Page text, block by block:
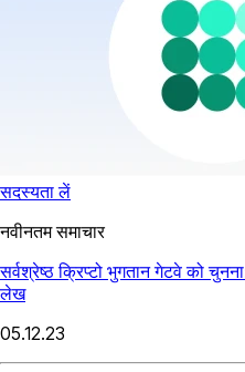
सदस्यता लें
नवीनतम समाचार
सर्वश्रेष्ठ क्रिप्टो भुगतान गेटवे को
लेख
05.12.23